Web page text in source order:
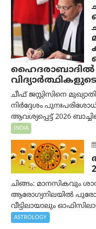
ഹൈദരാബാദില്‍
ചീഫ് ജസ്റ്റിസിനെ
നിർദ്ദേശം
ആവശ്യപ്പെട്ട് 2026
INDIA
ചിങ്ങം: മാനസികവും
ആരോഗ്യനിലയിൽ
വീട്ടിലായാലും
ASTROLOGY